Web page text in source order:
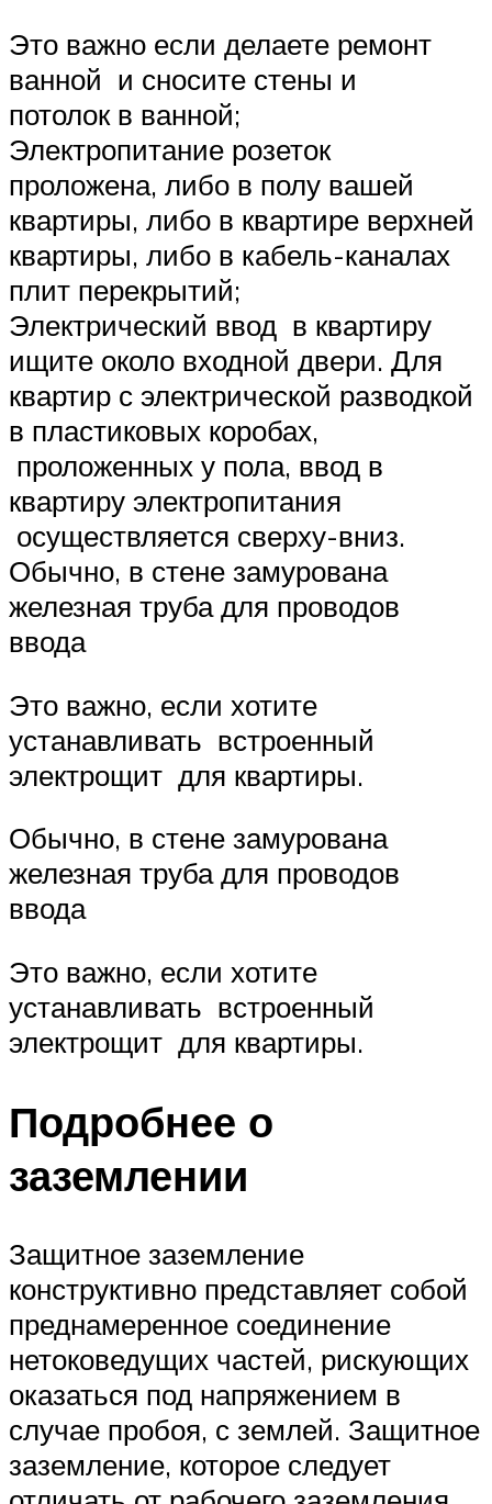
Это важно если делаете ремонт
ванной и сносите стены и
потолок в ванной;
Электропитание розеток
проложена, либо в полу вашей
квартиры, либо в квартире верхней
квартиры, либо в кабель-каналах
плит перекрытий;
Электрический ввод в квартиру
ищите около входной двери. Для
квартир с электрической разводкой
в пластиковых коробах,
проложенных у пола, ввод в
квартиру электропитания
осуществляется сверху-вниз.
Обычно, в стене замурована
железная труба для проводов
ввода
Это важно, если хотите
устанавливать встроенный
электрощит для квартиры.
Обычно, в стене замурована
железная труба для проводов
ввода
Это важно, если хотите
устанавливать встроенный
электрощит для квартиры.
Подробнее о
заземлении
Защитное заземление
конструктивно представляет собой
преднамеренное соединение
нетоковедущих частей, рискующих
оказаться под напряжением в
случае пробоя, с землей. Защитное
заземление, которое следует